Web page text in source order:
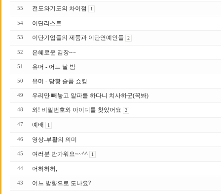
55 전도와기도의 차이점 1
54 이단리스트
53 이단기업들의 제품과 이단연예인들 2
52 은혜로운 김장~~
51 유머 - 어느 날 밤
50 유머 - 당황 슬픔 쇼킹
49 우리만 빼놓고 알파를 하다니 치사하군(꼭봐)
48 와! 비밀번호와 아이디를 찾았어요 2
47 예배 1
46 영상-부활의 의미
45 여러분 반가워요~~^^ 1
44 어허허허,
43 어느 방향으로 도나요?